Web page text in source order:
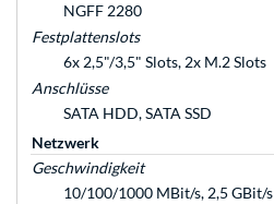
NGFF 2280
Festplattenslots
6x 2,5"/3,5" Slots, 2x M.2 Slots
Anschlüsse
SATA HDD, SATA SSD
Netzwerk
Geschwindigkeit
10/100/1000 MBit/s, 2,5 GBit/s